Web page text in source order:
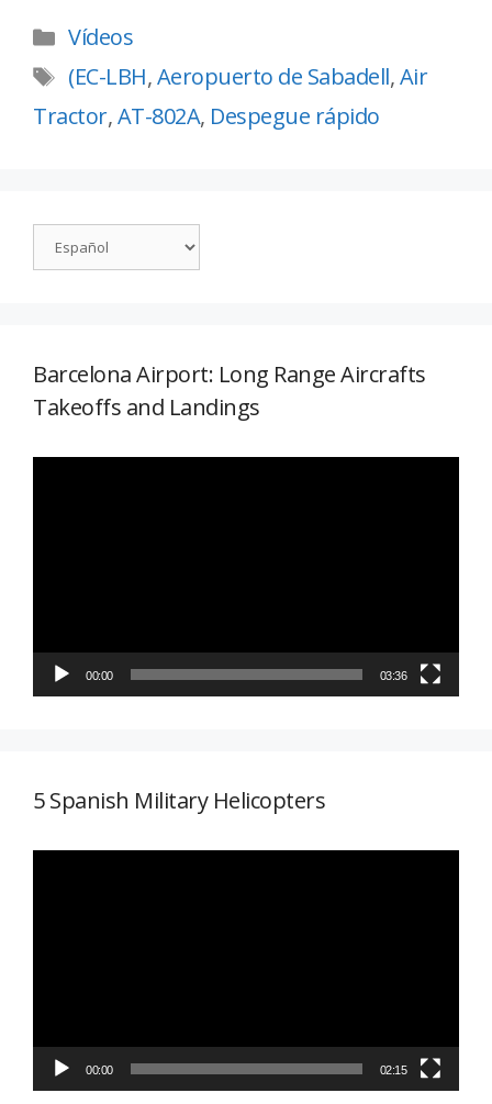
Vídeos
(EC-LBH,Aeropuerto de Sabadell,Air
Tractor,AT-802A, Despegue rápido
Barcelona Airport: Long Range Aircrafts
Takeoffs and Landings
00:00 03:36
5 Spanish Military Helicopters
00:00 02:15